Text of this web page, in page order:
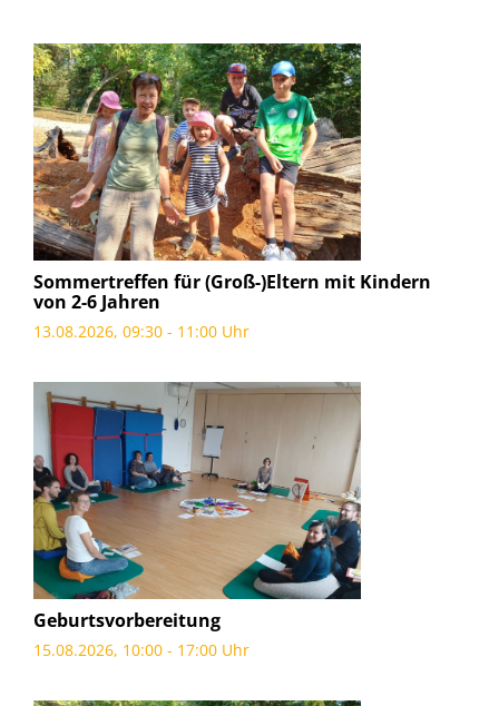
Sommertreffen für (Groß-)Eltern mit Kindern
von 2-6 Jahren
13.08.2026, 09:30 - 11:00 Uhr
Geburtsvorbereitung
15.08.2026, 10:00 - 17:00 Uhr